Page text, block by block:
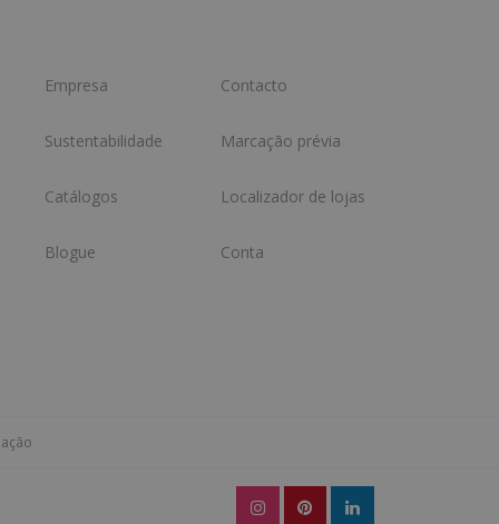
Empresa
Sustentabilidade
Catálogos
Blogue
Contacto
Marcação prévia
Localizador de lojas
Conta